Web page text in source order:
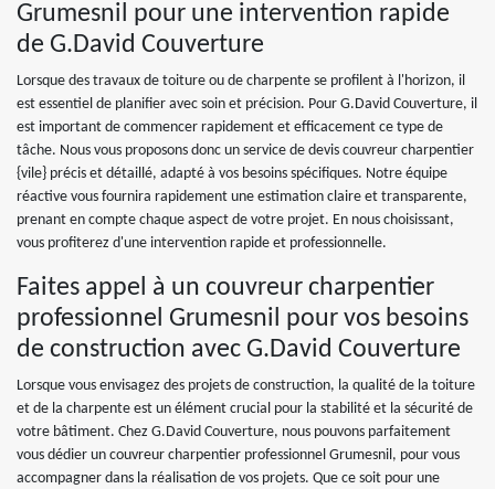
Grumesnil pour une intervention rapide
de G.David Couverture
Lorsque des travaux de toiture ou de charpente se profilent à l'horizon, il
est essentiel de planifier avec soin et précision. Pour G.David Couverture, il
est important de commencer rapidement et efficacement ce type de
tâche. Nous vous proposons donc un service de devis couvreur charpentier
{vile} précis et détaillé, adapté à vos besoins spécifiques. Notre équipe
réactive vous fournira rapidement une estimation claire et transparente,
prenant en compte chaque aspect de votre projet. En nous choisissant,
vous profiterez d'une intervention rapide et professionnelle.
Faites appel à un couvreur charpentier
professionnel Grumesnil pour vos besoins
de construction avec G.David Couverture
Lorsque vous envisagez des projets de construction, la qualité de la toiture
et de la charpente est un élément crucial pour la stabilité et la sécurité de
votre bâtiment. Chez G.David Couverture, nous pouvons parfaitement
vous dédier un couvreur charpentier professionnel Grumesnil, pour vous
accompagner dans la réalisation de vos projets. Que ce soit pour une